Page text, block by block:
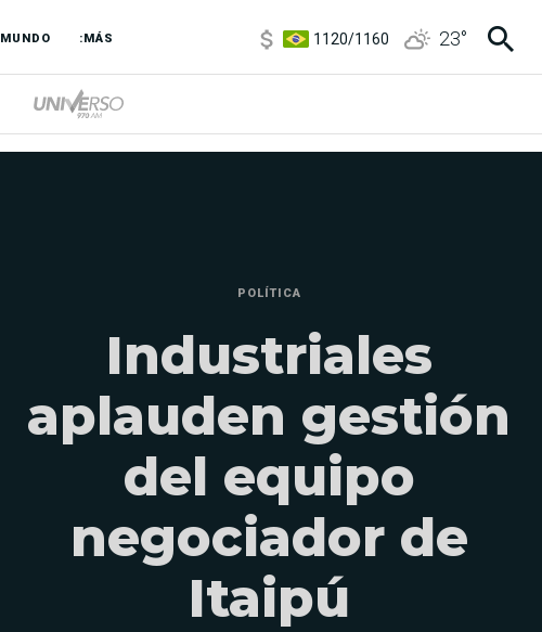
MUNDO :MÁS
3,6/3,9
23°
POLÍTICA
Industriales
aplauden gestión
del equipo
negociador de
Itaipú